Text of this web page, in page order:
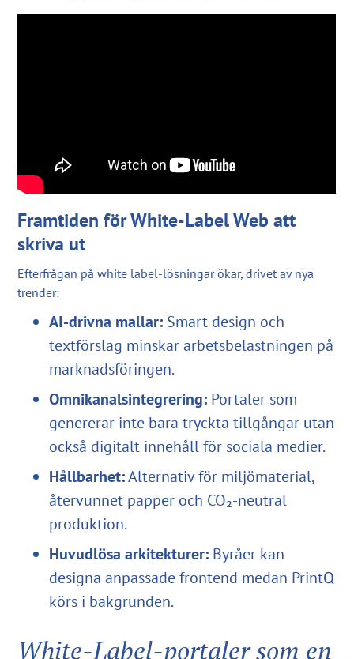
Framtiden för White-Label Web att
skriva ut
Efterfrågan på white label-lösningar ökar, drivet av nya
trender:
AI-drivna mallar: Smart design och
textförslag minskar arbetsbelastningen på
marknadsföringen.
Omnikanalsintegrering: Portaler som
genererar inte bara tryckta tillgångar utan
också digitalt innehåll för sociala medier.
Hållbarhet:Alternativ för miljömaterial,
återvunnet papper och CO₂-neutral
produktion.
Huvudlösa arkitekturer: Byråer kan
designa anpassade frontend medan PrintQ
körs i bakgrunden.
White-Label-portaler som en